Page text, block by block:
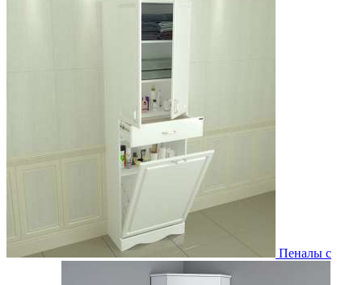
Пеналы с